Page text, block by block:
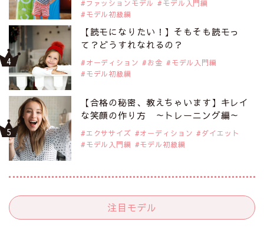
ファッションモデル
モデル入門編
モデル初級編
【読モになりたい！】そもそも読モっ
て？どうすれなれるの？
オーディション お金
モデル入門編
モデル初級編
【合格の秘密、教えちゃいます】キレイ
な笑顔の作り方 ～トレーニング編～
エクササイズ オーディション
ダイエット
モデル入門編
モデル初級編
注目モデル